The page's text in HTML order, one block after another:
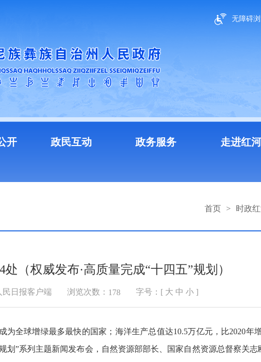
无障碍
开 政民互动 政务服务 走进红河
首页 > 时政
（权威发布·高质量完成“十四五”规划）
日报客户端 浏览次数： 178 字号：[ 大 中 小 ]
全球增绿最多最快的国家；海洋生产总值达10.5万亿元，比2020年
”系列主题新闻发布会，自然资源部部长、国家自然资源总督察关志